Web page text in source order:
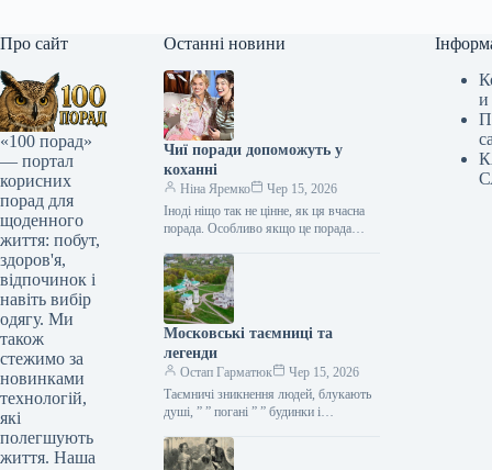
Про сайт
«100 порад»
— портал
корисних
порад для
щоденного
життя: побут,
здоров'я,
відпочинок і
навіть вибір
одягу. Ми
також
стежимо за
новинками
технологій,
які
полегшують
життя. Наша
Останні новини
Чиї поради допоможуть у
коханні
Ніна Яремко
Чер 15, 2026
Іноді ніщо так не цінне, як ця вчасна
порада. Особливо якщо це порада
косметолога, тренера, стиліста…
Московські таємниці та
легенди
Остап Гарматюк
Чер 15, 2026
Таємничі зникнення людей, блукають
душі, ” ” погані ” ” будинки і
Щоб…
и